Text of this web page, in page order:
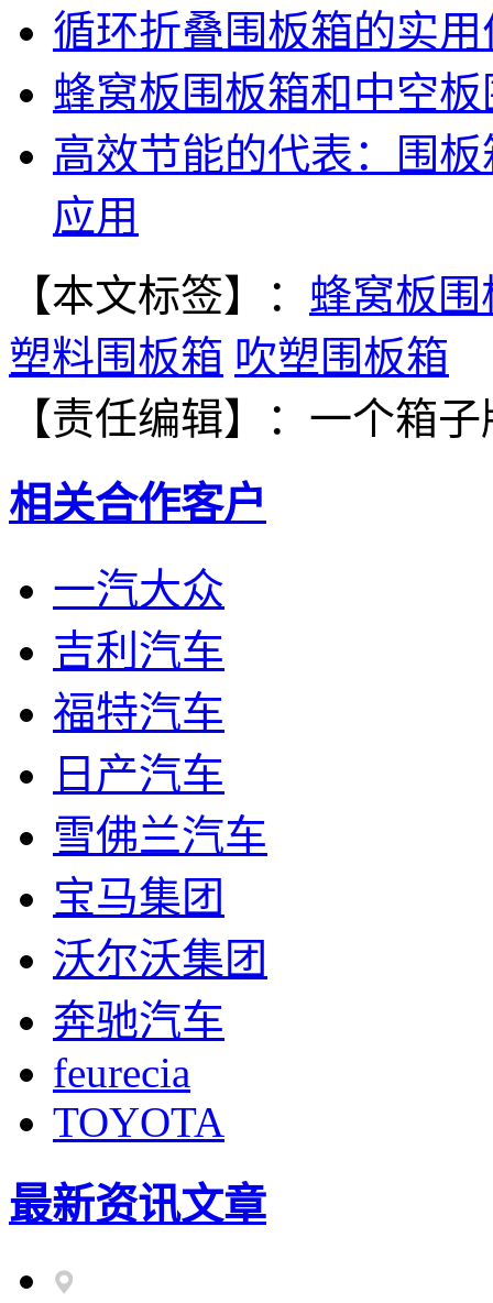
循环折叠围板箱的实
蜂窝板围板箱和中空
高效节能的代表：围
应用
【本文标签】： 蜂窝板围
塑料围板箱 吹塑围板箱
【责任编辑】： 一个箱子
相关合作客户
一汽大众
吉利汽车
福特汽车
日产汽车
雪佛兰汽车
宝马集团
沃尔沃集团
奔驰汽车
feurecia
TOYOTA
最新资讯文章